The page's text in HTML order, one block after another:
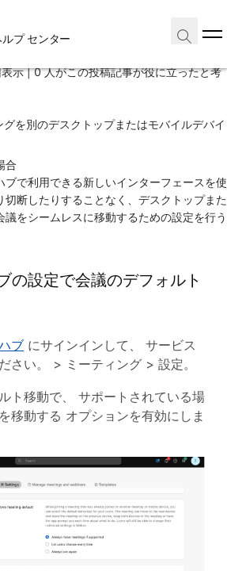
ルプ センター
示 |0 人がこの投稿記事が役に立ったと考
を別のデスクトップまたはモバイルデバイ
合
ブで利用できる新しいインターフェースを使
切断したりすることなく、デスクトップまた
をシームレスに移動するための設定を行う
の設定で会議のデフォルト
ブ にサインインして、 サービス
さい。 > ミーティング > 設定。
ト移動で、 サポートされている場
移動する オプションを有効にしま